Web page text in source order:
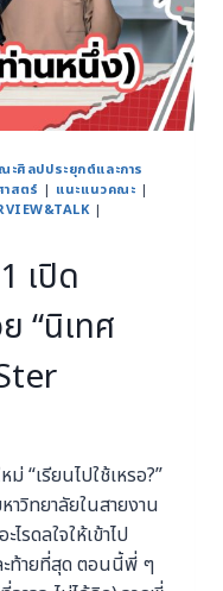
ะศิลปประยุกต์และการ
สตร์ | แนะแนวคณะ |
|
เปิด
“นิเทศ
“เรียนไปใช้เหรอ?”
วิทยาลัยในสายงาน
รดลใจให้เข้าไป
ะท้ายที่สุด ตอนนี้พี่ ๆ